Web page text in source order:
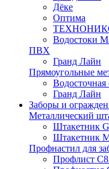
Дёке
Оптима
Водостоки
ПВХ
Гранд Лайн
Прямоугольные
Гранд Лайн
Заборы и
Металлический
Штакетник
Штакетник
Профнастил для
Профлист